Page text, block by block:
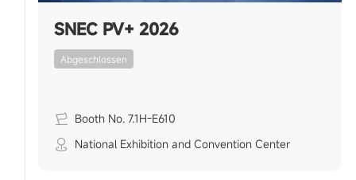
SNEC PV+ 2026
Abgeschlossen
Booth No. 7.1H-E610
National Exhibition and Convention Center